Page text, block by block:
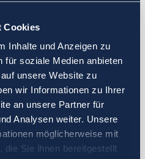
Cookies
Inhalte und Anzeigen zu
für soziale Medien anbieten
unsere Website zu
wir Informationen zu Ihrer
an unsere Partner für
Analysen weiter. Unsere
möglicherweise mit
die Sie ihnen bereitgestellt